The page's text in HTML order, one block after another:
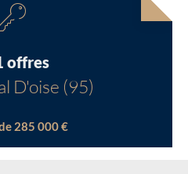
offres
D'oise (95)
285 000 €